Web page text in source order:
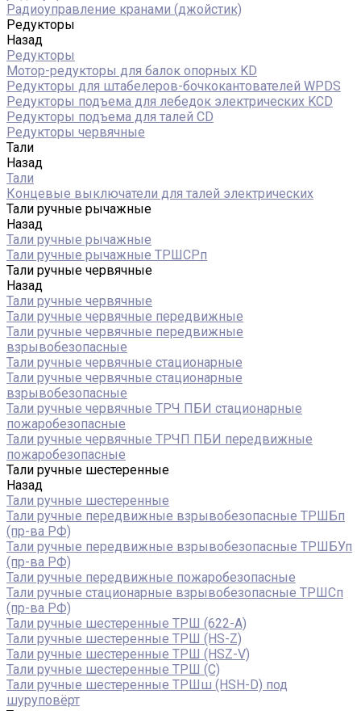
Радиоуправление кранами (джойстик)
Редукторы
Назад
Редукторы
Мотор-редукторы для балок опорных KD
Редукторы для штабелеров-бочкокантователей WPDS
Редукторы подъема для лебедок электрических KCD
Редукторы подъема для талей CD
Редукторы червячные
Тали
Назад
Тали
Концевые выключатели для талей электрических
Тали ручные рычажные
Назад
Тали ручные рычажные
Тали ручные рычажные ТРШСРп
Тали ручные червячные
Назад
Тали ручные червячные
Тали ручные червячные передвижные
Тали ручные червячные передвижные
взрывобезопасные
Тали ручные червячные стационарные
Тали ручные червячные стационарные
взрывобезопасные
Тали ручные червячные ТРЧ ПБИ стационарные
пожаробезопасные
Тали ручные червячные ТРЧП ПБИ передвижные
пожаробезопасные
Тали ручные шестеренные
Назад
Тали ручные шестеренные
Тали ручные передвижные взрывобезопасные ТРШБп
(пр-ва РФ)
Тали ручные передвижные взрывобезопасные ТРШБУп
(пр-ва РФ)
Тали ручные передвижные пожаробезопасные
Тали ручные стационарные взрывобезопасные ТРШСп
(пр-ва РФ)
Тали ручные шестеренные ТРШ (622-A)
Тали ручные шестеренные ТРШ (HS-Z)
Тали ручные шестеренные ТРШ (HSZ-V)
Тали ручные шестеренные ТРШ (С)
Тали ручные шестеренные ТРШш (HSH-D) под
шуруповёрт